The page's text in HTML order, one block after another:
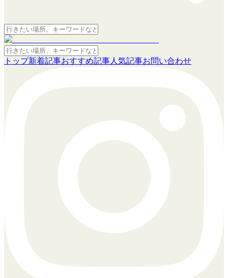
トップ新着記事おすすめ記事人気記事お問い合わせ